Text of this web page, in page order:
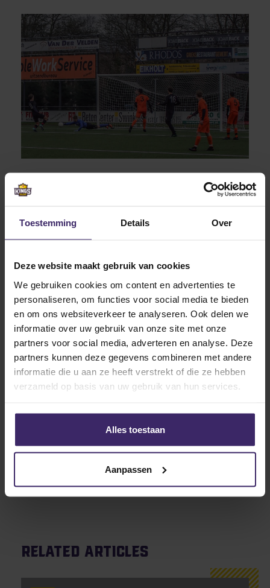
Toestemming Details Over
Deze website maakt gebruik van cookies
We gebruiken cookies om content en advertenties te
personaliseren, om functies voor social media te bieden
en om ons websiteverkeer te analyseren. Ook delen we
informatie over uw gebruik van onze site met onze
partners voor social media, adverteren en analyse. Deze
partners kunnen deze gegevens combineren met andere
informatie die u aan ze heeft verstrekt of die ze hebben
verzameld op basis van uw gebruik van hun services.
Alles toestaan
Aanpassen
We wish Maarten a lot of good luck and good
Related articles